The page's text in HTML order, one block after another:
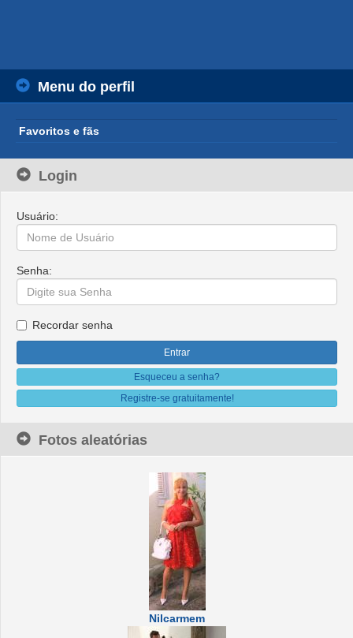
Menu do perfil
Favoritos e fãs
Login
Usuário:
Senha:
Recordar senha
Esqueceu a senha?
Registre-se gratuitamente!
Fotos aleatórias
Nilcarmem